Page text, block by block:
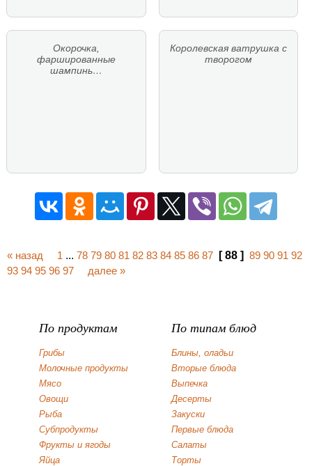
Окорочка,
фаршированные
шампинь…
Королевская ватрушка с
творогом
« назад 1 ... 78 79 80 81 82 83 84 85 86 87 [ 88 ] 89 90 91 92
93 94 95 96 97 далее »
По продуктам
Грибы
Молочные продукты
Мясо
Овощи
Рыба
Субпродукты
Фрукты и ягоды
Яйца
По типам блюд
Блины, оладьи
Вторые блюда
Выпечка
Десерты
Закуски
Первые блюда
Салаты
Торты